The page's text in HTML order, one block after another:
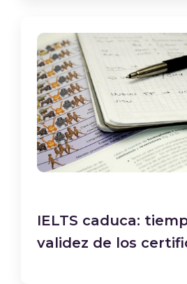
IELTS caduca:
validez de los